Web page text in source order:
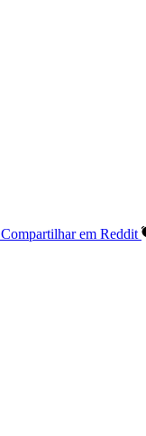
Compartilhar em Reddit